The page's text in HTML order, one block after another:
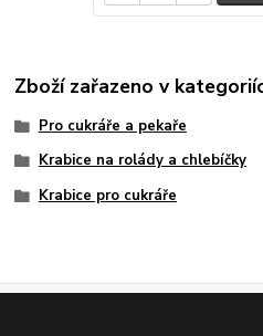
Zboží zařazeno v
Pro cukráře a pekaře
Krabice na rolády a chlebíčky
Krabice pro cukráře